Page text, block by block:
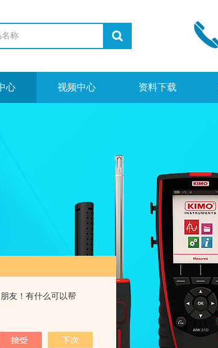
友！有什么可以帮
心 视频中心 资料下载